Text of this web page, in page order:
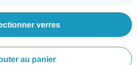
verres
au panier